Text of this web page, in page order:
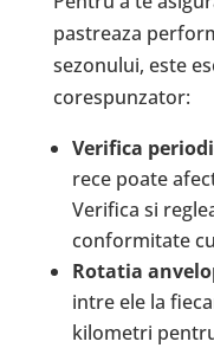
pastreaza
sezonului, este
corespunzator:
Verifica
rece poate
Verifica si
conformitate
Rotatia
intre ele la
kilometri